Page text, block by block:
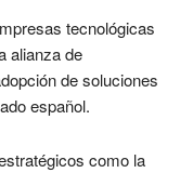
tecnológicas
alianza de
de soluciones
español.
como la